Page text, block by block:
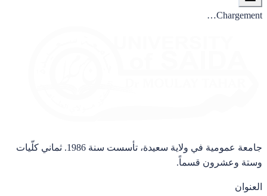
Chargement…
جامعة عمومية في ولاية سعيدة، تأسست سنة 1986. ثماني كلّيات
وستة وعشرون قسماً.
العنوان